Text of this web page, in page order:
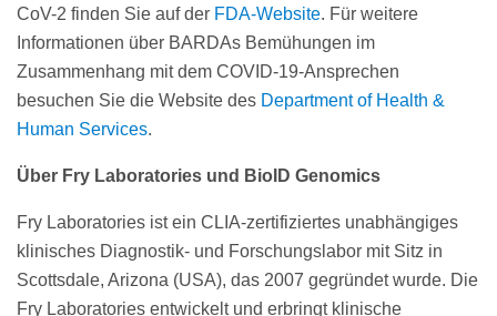
CoV-2 finden Sie auf der FDA-Website. Für weitere
Informationen über BARDAs Bemühungen im
Zusammenhang mit dem COVID-19-Ansprechen
besuchen Sie die Website des Department of Health &
Human Services.
Über Fry Laboratories und BioID Genomics
Fry Laboratories ist ein CLIA-zertifiziertes unabhängiges
klinisches Diagnostik- und Forschungslabor mit Sitz in
Scottsdale, Arizona (USA), das 2007 gegründet wurde. Die
Fry Laboratories entwickelt und erbringt klinische